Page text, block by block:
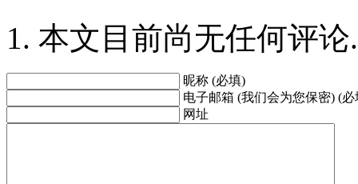
本文目前尚无任何评论.
昵称 (必填)
电子邮箱 (我们会为您保密) (必
网址